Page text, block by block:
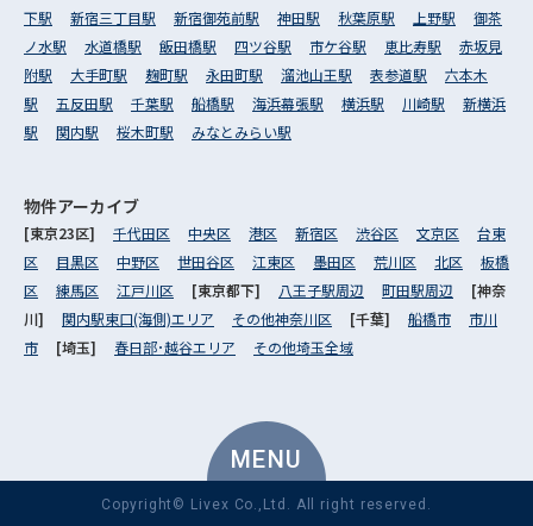
MENU
下駅
新宿三丁目駅 新宿御苑前駅 神田駅 秋葉原駅 上野駅
御茶
ノ水駅
水道橋駅 飯田橋駅 四ツ谷駅 市ケ谷駅 恵比寿駅
赤坂見
附駅
大手町駅 麹町駅 永田町駅 溜池山王駅 表参道駅
六本木
駅
五反田駅 千葉駅 船橋駅 海浜幕張駅 横浜駅 川崎駅
新横浜
駅
関内駅 桜木町駅 みなとみらい駅
物件アーカイブ
[東京23区] 千代田区 中央区 港区 新宿区 渋谷区 文京区
台東
区
目黒区 中野区 世田谷区 江東区 墨田区 荒川区 北区
板橋
区
練馬区 江戸川区 [東京都下] 八王子駅周辺 町田駅周辺
[神奈
川] 関内駅東口(海側)エリア その他神奈川区 [千葉] 船橋市
市川
市
[埼玉] 春日部･越谷エリア その他埼玉全域
Copyright© Livex Co.,Ltd. All right reserved.